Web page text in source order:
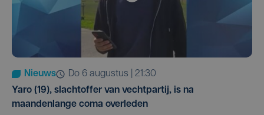
Nieuws
do 6 augustus | 21:30
Yaro (19), slachtoffer van vechtpartij, is na
maandenlange coma overleden